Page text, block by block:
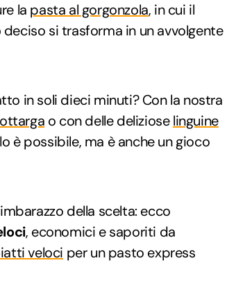
la pasta al gorgonzola, in cui il
si trasforma in un avvolgente
in soli dieci minuti? Con la nostra
o con delle delizioselinguine
è possibile, ma è anche un gioco
della scelta: ecco
, economici e saporiti da
veloci per un pasto express